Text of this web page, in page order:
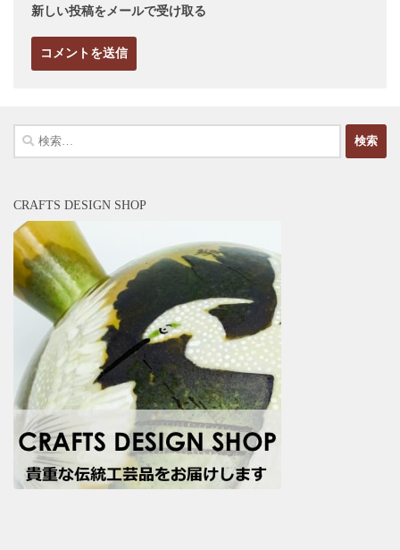
新しい投稿をメールで受け取る
検
索:
CRAFTS DESIGN SHOP